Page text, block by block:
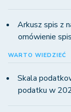
Arkusz spis z
omówienie
WARTO WIEDZIEĆ
Skala
podatku w